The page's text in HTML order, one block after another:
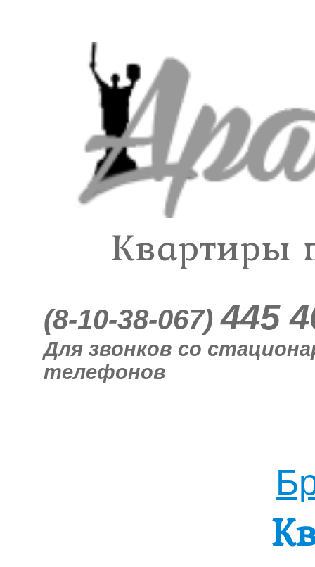
Квартиры
(8-10-38-067)445
Для звонков со
телефонов